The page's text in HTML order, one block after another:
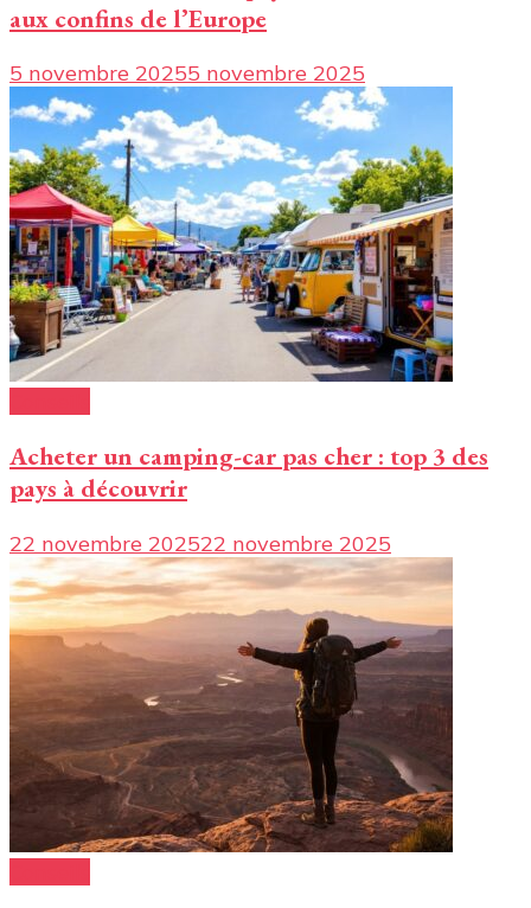
aux confins de l’Europe
5 novembre 20255 novembre 2025
Acheter un camping-car pas cher : top 3 des
pays à découvrir
22 novembre 202522 novembre 2025